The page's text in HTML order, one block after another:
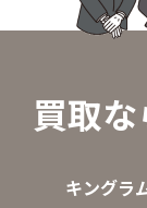
買取な
キングラ